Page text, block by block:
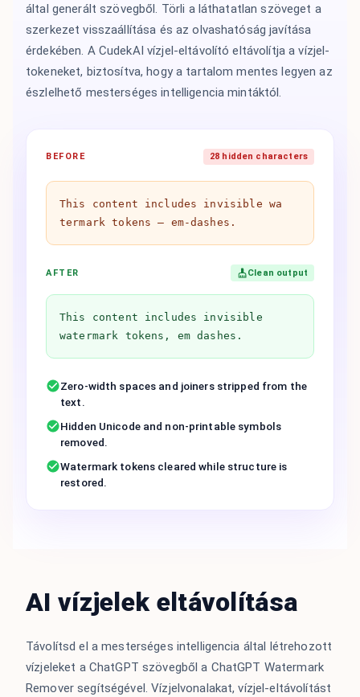
BEFORE 28 hidden characters
Th​is co​ntent in​cludes in​visible wa​
termark to​kens — em-dashes.
AFTER Clean output
This content includes invisible
watermark tokens, em dashes.
Zero-width spaces and joiners stripped from the
text.
Hidden Unicode and non-printable symbols
removed.
Watermark tokens cleared while structure is
restored.
által generált szövegből. Törli a láthatatlan szöveget a
szerkezet visszaállítása és az olvashatóság javítása
érdekében. A CudekAI vízjel-eltávolító eltávolítja a vízjel-
tokeneket, biztosítva, hogy a tartalom mentes legyen az
észlelhető mesterséges intelligencia mintáktól.
AI vízjelek eltávolítása
Távolítsd el a mesterséges intelligencia által létrehozott
vízjeleket a ChatGPT szövegből a ChatGPT Watermark
Remover segítségével. Vízjelvonalakat, vízjel-eltávolítást